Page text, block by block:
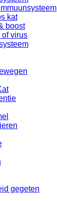
kat
boost
of virus
gegeten